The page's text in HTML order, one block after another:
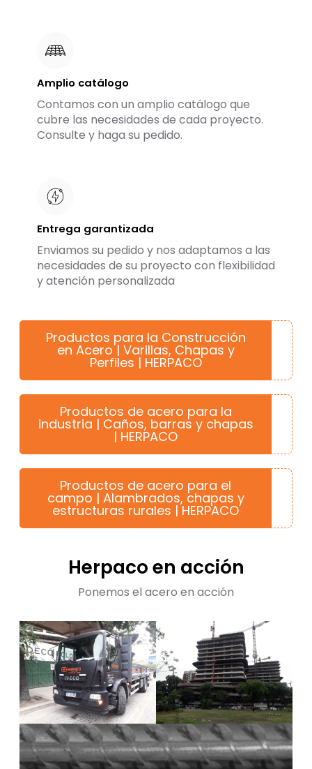
Amplio catálogo
Contamos con un amplio catálogo que
cubre las necesidades de cada proyecto.
Consulte y haga su pedido.
Entrega garantizada
Enviamos su pedido y nos adaptamos a las
necesidades de su proyecto con flexibilidad
y atención personalizada
Productos para la Construcción
en Acero | Varillas, Chapas y
Perfiles | HERPACO
Productos de acero para la
industria | Caños, barras y chapas
| HERPACO
Productos de acero para el
campo | Alambrados, chapas y
estructuras rurales | HERPACO
Herpaco en acción
Ponemos el acero en acción